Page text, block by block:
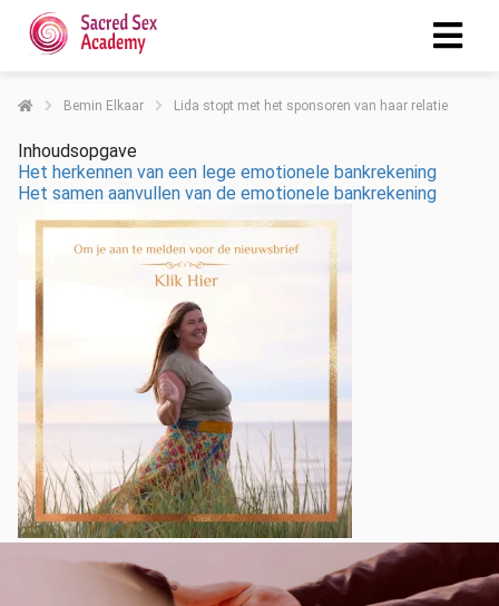
Bemin Elkaar Lida stopt met het sponsoren van haar relatie
Inhoudsopgave
Het herkennen van een lege emotionele bankrekening
Het samen aanvullen van de emotionele bankrekening